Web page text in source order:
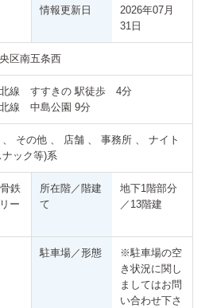
情報更新日
2026年07月
31日
区南五条西
北線 すすきの 駅徒歩 4分
線 中島公園 9分
、 その他 、 店舗 、 事務所 、 ナイト
ック等)系
鉄
ー
所在階／階建
て
地下1階部分
／13階建
駐車場／形態
※駐車場の空
き状況に関し
ましてはお問
い合わせ下さ